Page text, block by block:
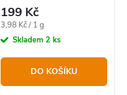
199 Kč
Měrná
cena:
3,98 Kč / 1 g
Skladem 2 ks
DO KOŠÍKU